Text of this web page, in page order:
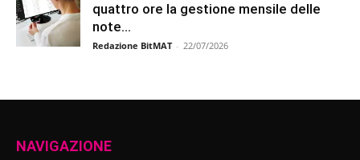
quattro ore la gestione mensile delle
note...
Redazione BitMAT - 22/07/2026
NAVIGAZIONE